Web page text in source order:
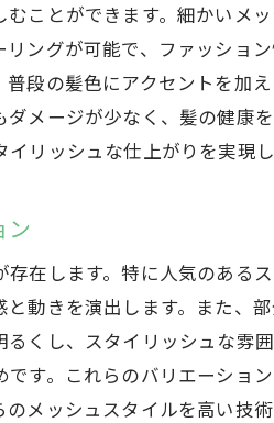
口コミで評判のメッシュス
美容室選びのポイントとメ
群馬県でメッシュスタイル
ッシュスタイルの魅力と群馬
美容業界のプロが語るメッ
群馬県でトライしたいメッ
メッシュスタイルのメンテ
馬県でメッシュスタイルを取
ことができます。細かいメ
ングが可能で、ファッショ
段の髪色にアクセントを加
メージが少なく、髪の健康
リッシュな仕上がりを実現し
ン
在します。特に人気のある
動きを演出します。また、
くし、スタイリッシュな雰
す。これらのバリエーショ
メッシュスタイルを高い技術